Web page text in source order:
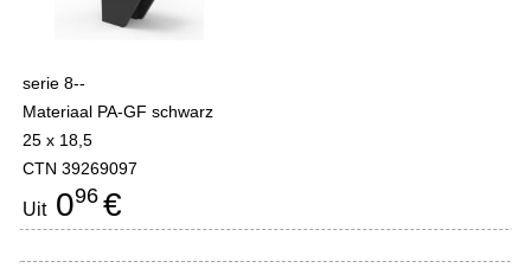
serie 8--
Materiaal PA-GF schwarz
25 x 18,5
CTN 39269097
Uit096 €